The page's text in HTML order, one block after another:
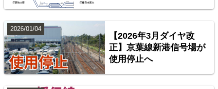
楽天市場 書泉 BOOTH
【2026年3月ダイヤ改
正】京葉線新港信号場が
使用停止へ
2026/01/04